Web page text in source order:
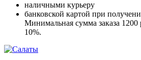
наличными курьеру
банковской картой при
Минимальная сумма заказа
10%.